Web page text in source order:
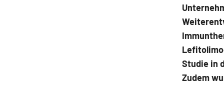
Studie in
Zudem